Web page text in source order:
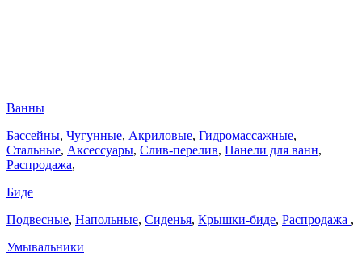
Ванны
Бассейны, Чугунные, Акриловые, Гидромассажные,
Стальные, Аксессуары, Слив-перелив, Панели для ванн,
Распродажа,
Биде
Подвесные, Напольные, Сиденья, Крышки-биде, Распродажа ,
Умывальники